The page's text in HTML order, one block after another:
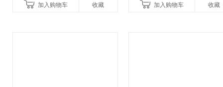
加入购物车 收藏 加入购物车 收藏